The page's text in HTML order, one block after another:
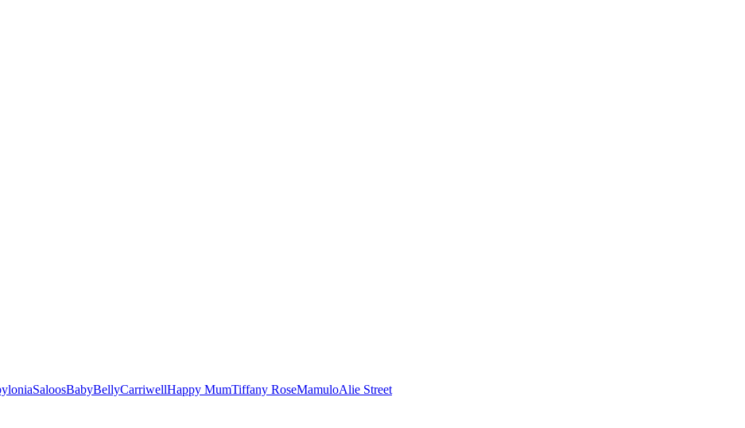
SaloosBabyBellyCarriwellHappy MumTiffany RoseMamuloAlie Street